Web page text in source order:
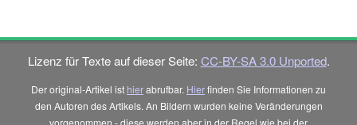
Lizenz für Texte auf dieser Seite: CC-BY-SA 3.0 Unported.
Der original-Artikel ist hierabrufbar. Hierfinden Sie Informationen zu
den Autoren des Artikels. An Bildern wurden keine Veränderungen
vorgenommen - diese werden aber in der Regel wie bei der